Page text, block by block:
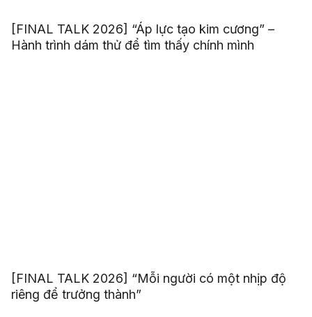
[FINAL TALK 2026] “Áp lực tạo kim cương” –
Hành trình dám thử để tìm thấy chính mình
[FINAL TALK 2026] “Mỗi người có một nhịp độ
riêng để trưởng thành”